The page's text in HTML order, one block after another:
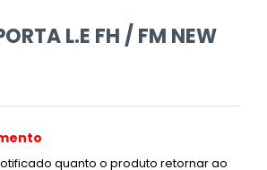
L.E FH / FM NEW